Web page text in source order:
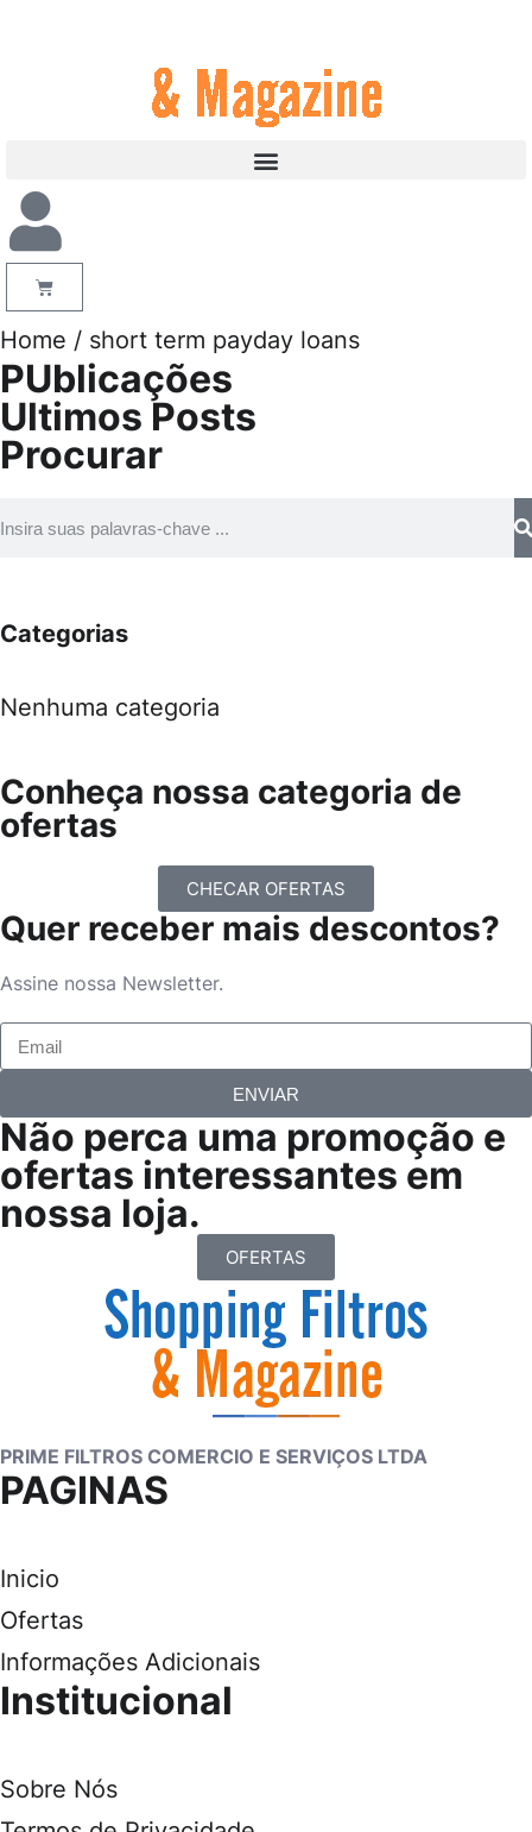
Home / short term payday loans
PUblicações
Ultimos Posts
Procurar
Categorias
Nenhuma categoria
Conheça nossa categoria de
ofertas
CHECAR OFERTAS
Quer receber mais descontos?
Assine nossa Newsletter.
ENVIAR
Não perca uma promoção e
ofertas interessantes em
nossa loja.
OFERTAS
PRIME FILTROS COMERCIO E SERVIÇOS LTDA
PAGINAS
Inicio
Ofertas
Informações Adicionais
Institucional
Sobre Nós